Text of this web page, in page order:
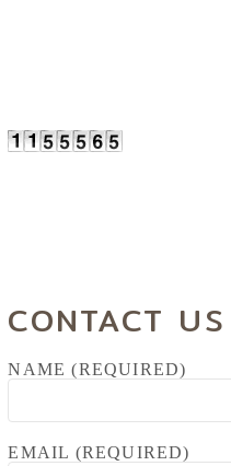
CONTACT US
NAME (REQUIRED)
EMAIL (REQUIRED)